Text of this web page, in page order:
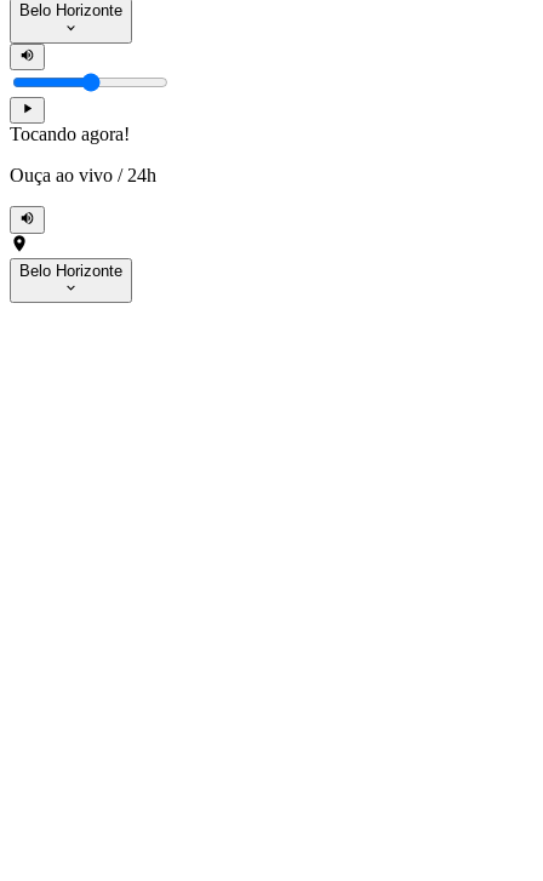
Belo Horizonte
Tocando agora!
Ouça ao vivo / 24h
Belo Horizonte